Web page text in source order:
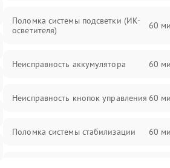
Поломка системы подсветки (ИК-
осветителя)
60
Неисправность аккумулятора 60
Неисправность кнопок управления 60
Поломка системы стабилизации 60